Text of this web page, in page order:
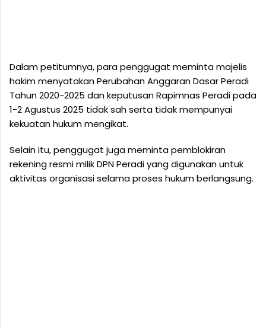
Dalam petitumnya, para penggugat meminta majelis
hakim menyatakan Perubahan Anggaran Dasar Peradi
Tahun 2020-2025 dan keputusan Rapimnas Peradi pada
1-2 Agustus 2025 tidak sah serta tidak mempunyai
kekuatan hukum mengikat.
Selain itu, penggugat juga meminta pemblokiran
rekening resmi milik DPN Peradi yang digunakan untuk
aktivitas organisasi selama proses hukum berlangsung.